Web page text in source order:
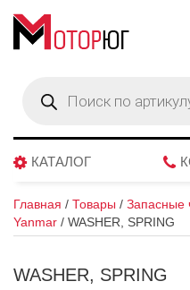
товаров
КАТАЛОГ
Главная / Товары / Запасные
Yanmar / WASHER, SPRING
WASHER, SPRING